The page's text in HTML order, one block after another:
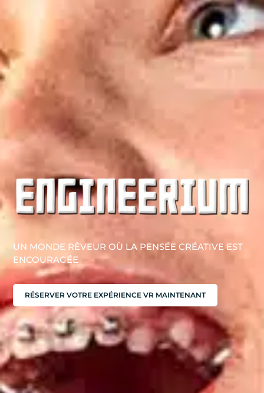
UN MONDE RÊVEUR OÙ LA PENSÉE CRÉATIVE EST
ENCOURAGÉE
RÉSERVER VOTRE EXPÉRIENCE VR MAINTENANT